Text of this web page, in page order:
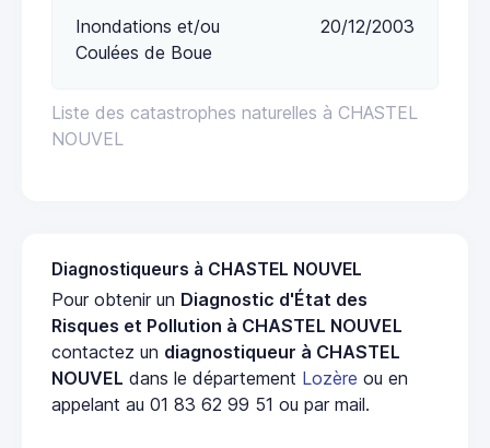
Liste des catastrophes naturelles à CHASTEL
NOUVEL
Inondations et/ou
Coulées de Boue
20/12/2003
Diagnostiqueurs à CHASTEL NOUVEL
Pour obtenir un Diagnostic d'État des
Risques et Pollution à CHASTEL NOUVEL
contactez un diagnostiqueur à CHASTEL
NOUVEL dans le département Lozère ou en
appelant au 01 83 62 99 51 ou par mail.